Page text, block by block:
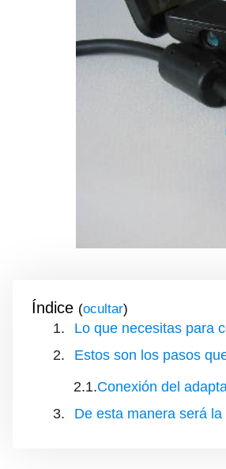
Índice ( )
Lo que necesitas para
Estos son los pasos
Conexión del
De esta manera será